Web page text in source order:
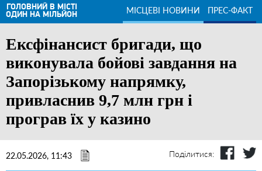
ГОЛОВНИЙ В МІСТІ
ОДИН НА МІЛЬЙОН МІСЦЕВІ НОВИНИ ПРЕС-ФАКТ
Ексфінансист бригади, що
виконувала бойові завдання на
Запорізькому напрямку,
привласнив 9,7 млн грн і
програв їх у казино
22.05.2026, 11:43 Поділитися: